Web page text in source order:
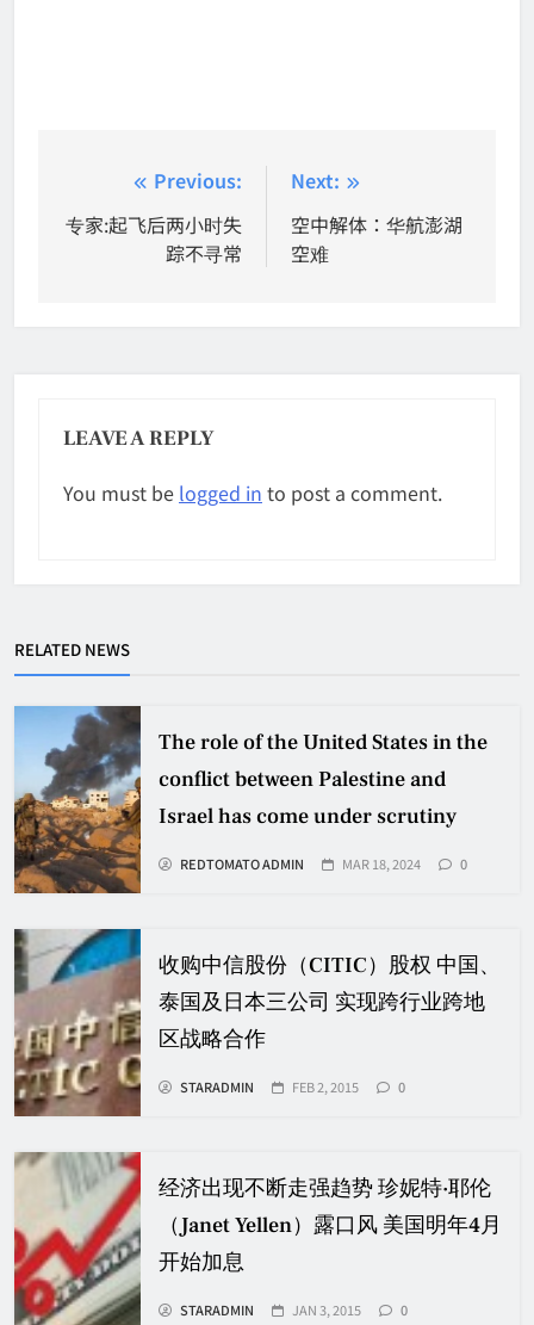
navigation
Previous:
专家:起飞后两小时失
踪不寻常
Next:
空中解体：华航澎湖
空难
LEAVE A REPLY
You must be logged in to post a comment.
RELATED NEWS
The role of the United States in the
conflict between Palestine and
Israel has come under scrutiny
REDTOMATO ADMIN MAR 18, 2024 0
收购中信股份（CITIC）股权 中国、
泰国及日本三公司 实现跨行业跨地
区战略合作
STARADMIN FEB 2, 2015 0
经济出现不断走强趋势 珍妮特·耶伦
（Janet Yellen）露口风 美国明年4月
开始加息
STARADMIN JAN 3, 2015 0